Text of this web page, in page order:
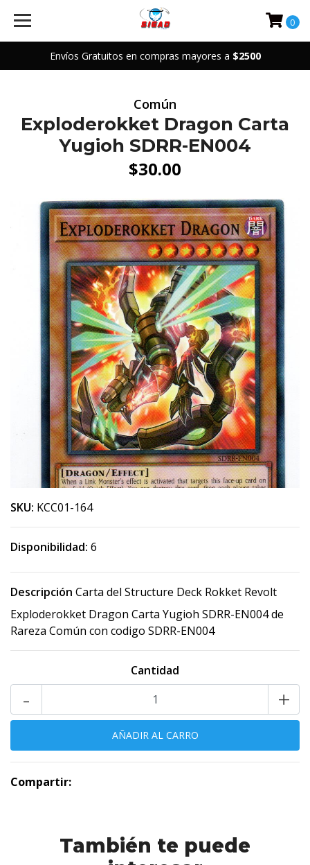
Envíos Gratuitos en compras mayores a $2500
0
Común
Exploderokket Dragon Carta
Yugioh SDRR-EN004
$30.00
SKU: KCC01-164
Disponibilidad: 6
Descripción Carta del Structure Deck Rokket Revolt
Exploderokket Dragon Carta Yugioh SDRR-EN004 de
Rareza Común con codigo SDRR-EN004
Cantidad
+
-
Compartir:
También te puede